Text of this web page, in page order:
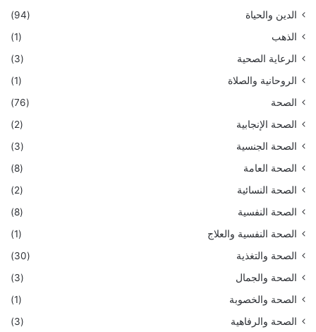
الدين والحياة
(94)
الذهب
(1)
الرعاية الصحية
(3)
الروحانية والصلاة
(1)
الصحة
(76)
الصحة الإنجابية
(2)
الصحة الجنسية
(3)
الصحة العامة
(8)
الصحة النسائية
(2)
الصحة النفسية
(8)
الصحة النفسية والعلاج
(1)
الصحة والتغذية
(30)
الصحة والجمال
(3)
الصحة والخصوبة
(1)
الصحة والرفاهية
(3)